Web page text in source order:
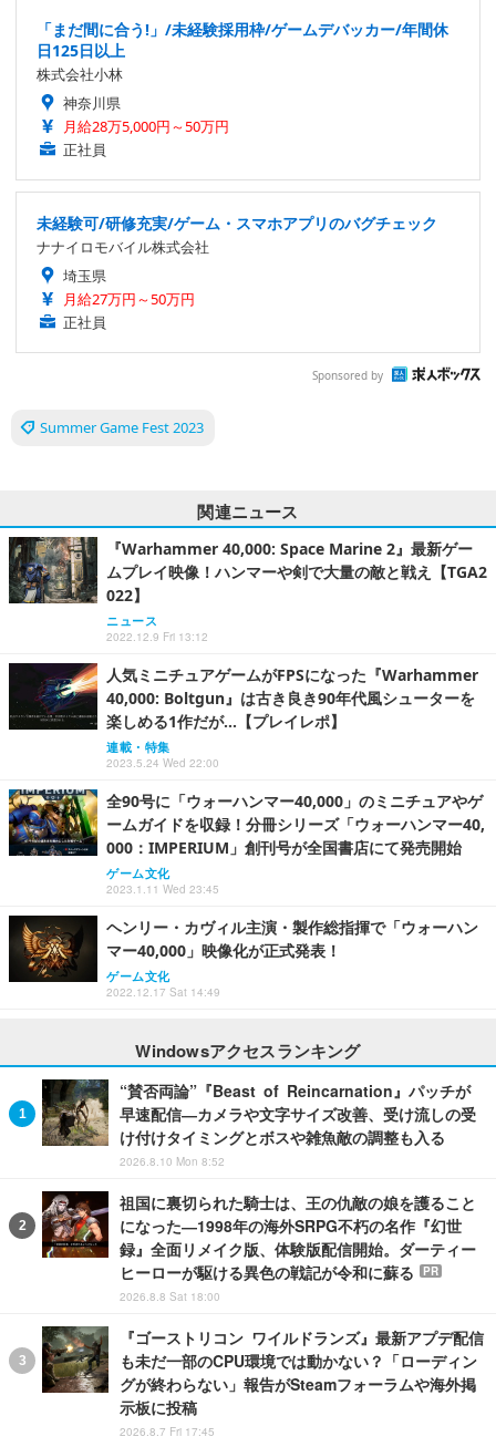
「まだ間に合う!」/未経験採用枠/ゲームデバッカー/年間休
日125日以上
株式会社小林
神奈川県
月給28万5,000円～50万円
正社員
未経験可/研修充実/ゲーム・スマホアプリのバグチェック
ナナイロモバイル株式会社
埼玉県
月給27万円～50万円
正社員
Sponsored by
Summer Game Fest 2023
関連ニュース
『Warhammer 40,000: Space Marine 2』最新ゲー
ムプレイ映像！ハンマーや剣で大量の敵と戦え【TGA2
022】
ニュース
2022.12.9 Fri 13:12
人気ミニチュアゲームがFPSになった『Warhammer
40,000: Boltgun』は古き良き90年代風シューターを
楽しめる1作だが…【プレイレポ】
連載・特集
2023.5.24 Wed 22:00
全90号に「ウォーハンマー40,000」のミニチュアやゲ
ームガイドを収録！分冊シリーズ「ウォーハンマー40,
000：IMPERIUM」創刊号が全国書店にて発売開始
ゲーム文化
2023.1.11 Wed 23:45
ヘンリー・カヴィル主演・製作総指揮で「ウォーハン
マー40,000」映像化が正式発表！
ゲーム文化
2022.12.17 Sat 14:49
Windowsアクセスランキング
“賛否両論”『Beast of Reincarnation』パッチが
早速配信―カメラや文字サイズ改善、受け流しの受
け付けタイミングとボスや雑魚敵の調整も入る
2026.8.10 Mon 8:52
祖国に裏切られた騎士は、王の仇敵の娘を護ること
になった―1998年の海外SRPG不朽の名作『幻世
録』全面リメイク版、体験版配信開始。ダーティー
ヒーローが駆ける異色の戦記が令和に蘇る
PR
2026.8.8 Sat 18:00
『ゴーストリコン ワイルドランズ』最新アプデ配信
も未だ一部のCPU環境では動かない？「ローディン
グが終わらない」報告がSteamフォーラムや海外掲
示板に投稿
2026.8.7 Fri 17:45